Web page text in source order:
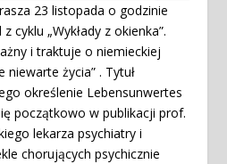
23 listopada o godzinie
cyklu „Wykłady z okienka”.
i traktuje o niemieckiej
niewarte życia” . Tytuł
określenie Lebensunwertes
początkowo w publikacji prof.
lekarza psychiatry i
chorujących psychicznie